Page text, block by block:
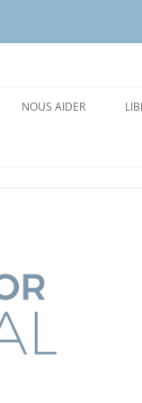
NOUS AIDER